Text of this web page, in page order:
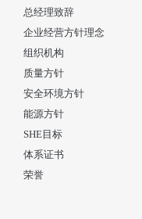
总经理致辞
企业经营方针理念
组织机构
质量方针
安全环境方针
能源方针
SHE目标
体系证书
荣誉